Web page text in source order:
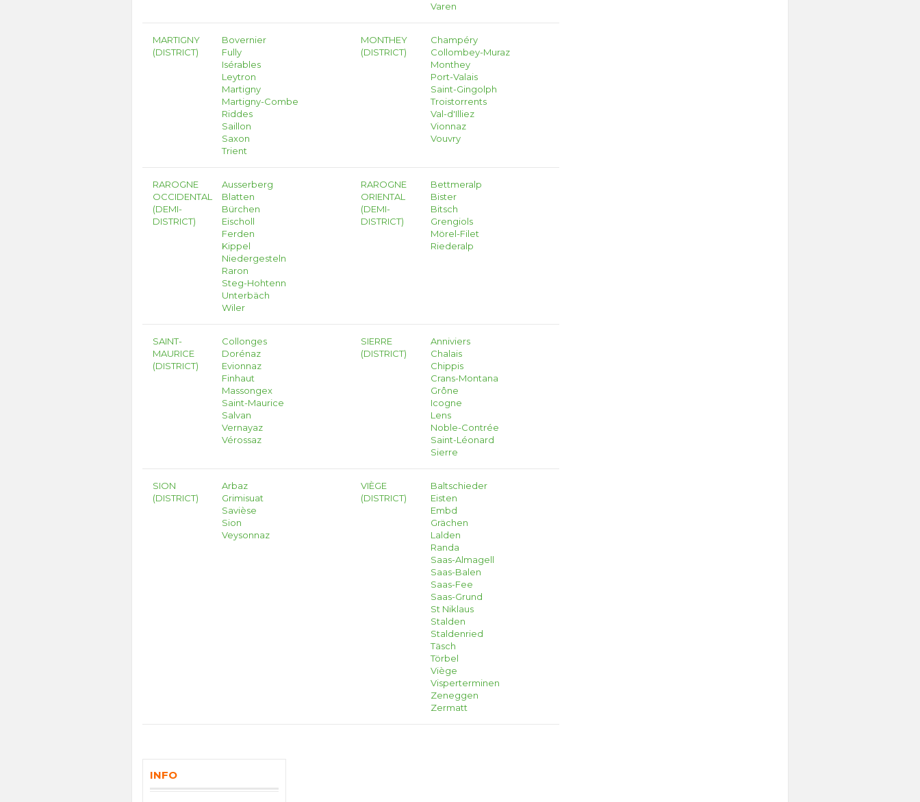
Varen
MARTIGNY
(DISTRICT)
Bovernier
Fully
Isérables
Leytron
Martigny
Martigny-Combe
Riddes
Saillon
Saxon
Trient
MONTHEY
(DISTRICT)
Champéry
Collombey-Muraz
Monthey
Port-Valais
Saint-Gingolph
Troistorrents
Val-d'Illiez
Vionnaz
Vouvry
RAROGNE
OCCIDENTAL
(DEMI-
DISTRICT)
Ausserberg
Blatten
Bürchen
Eischoll
Ferden
Kippel
Niedergesteln
Raron
Steg-Hohtenn
Unterbäch
Wiler
RAROGNE
ORIENTAL
(DEMI-
DISTRICT)
Bettmeralp
Bister
Bitsch
Grengiols
Mörel-Filet
Riederalp
SAINT-
MAURICE
(DISTRICT)
Collonges
Dorénaz
Evionnaz
Finhaut
Massongex
Saint-Maurice
Salvan
Vernayaz
Vérossaz
SIERRE
(DISTRICT)
Anniviers
Chalais
Chippis
Crans-Montana
Grône
Icogne
Lens
Noble-Contrée
Saint-Léonard
Sierre
SION
(DISTRICT)
Arbaz
Grimisuat
Savièse
Sion
Veysonnaz
VIÈGE
(DISTRICT)
Baltschieder
Eisten
Embd
Grächen
Lalden
Randa
Saas-Almagell
Saas-Balen
Saas-Fee
Saas-Grund
St Niklaus
Stalden
Staldenried
Täsch
Törbel
Viège
Visperterminen
Zeneggen
Zermatt
INFO